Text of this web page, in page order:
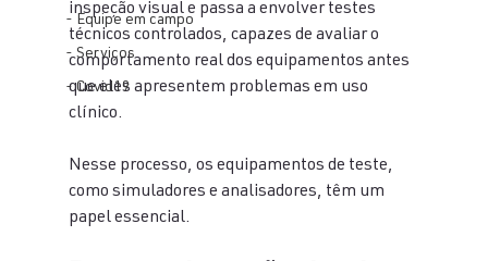
- Equipe em campo
- Serviços
- Covid19
inspeção visual e passa a envolver testes
técnicos controlados, capazes de avaliar o
comportamento real dos equipamentos antes
que eles apresentem problemas em uso
clínico.
Nesse processo, os equipamentos de teste,
como simuladores e analisadores, têm um
papel essencial.